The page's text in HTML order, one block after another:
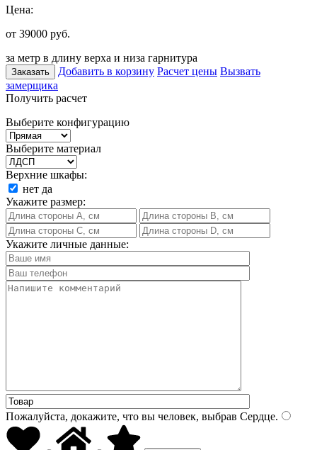
Цена:
от 39000 руб.
за метр в длину верха и низа гарнитура
Заказать Добавить в корзину Расчет цены Вызвать
замерщика
Получить расчет
Выберите конфигурацию
Выберите материал
Верхние шкафы:
нет да
Укажите размер:
Укажите личные данные:
Пожалуйста, докажите, что вы человек, выбрав Сердце.